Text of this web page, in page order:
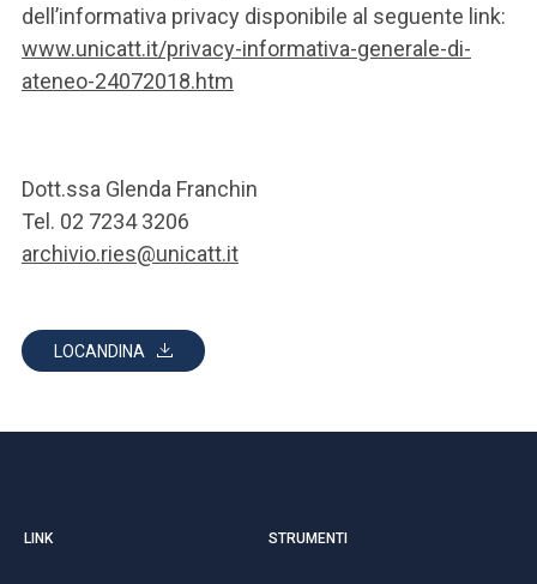
dell’informativa privacy disponibile al seguente link:
www.unicatt.it/privacy-informativa-generale-di-
ateneo-24072018.htm
Dott.ssa Glenda Franchin
Tel. 02 7234 3206
archivio.ries@unicatt.it
LOCANDINA
LINK STRUMENTI